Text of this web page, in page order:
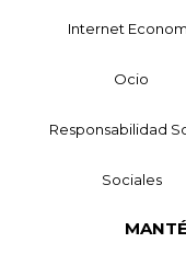
Internet
Ocio
Responsabilidad
Sociales